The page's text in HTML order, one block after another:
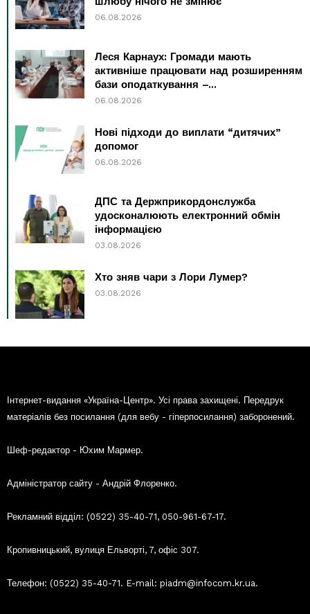
06.08.2026
Леся Карнаух: Громади мають
активніше працювати над розширенням
бази оподаткування –...
06.08.2026
Нові підходи до виплати “дитячих”
допомог
06.08.2026
ДПС та Держприкордонслужба
удосконалюють електронний обмін
інформацією
03.08.2026
Хто зняв чари з Лори Лумер?
03.08.2026
Інтернет-видання «Україна-Центр». Усі права захищені. Передрук
матеріалів без посилання (для вебу - гіперпосилання) заборонений.
Шеф-редактор - Юхим Мармер.
Адміністратор сайту - Андрій Флоренко.
Рекламний відділ: (0522) 35-40-71, 050-961-67-17.
Кропивницький, вулиця Ельворті, 7, офіс 307.
Телефон: (0522) 35-40-71. E-mail: piadm@infocom.kr.ua.